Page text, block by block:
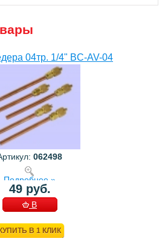
04тр. 1/4" BC-AV-04
062498
Подробнее »
49 руб.
В
КУПИТЬ В 1 КЛИК